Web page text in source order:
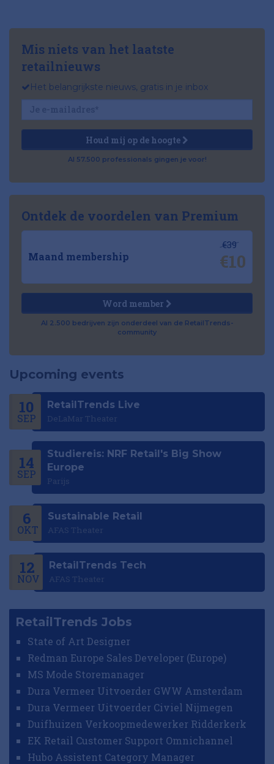
Mis niets van het laatste
retailnieuws
Het belangrijkste nieuws, gratis in je inbox
Houd mij op de hoogte
Al 57.500 professionals gingen je voor!
Ontdek de voordelen van Premium
Maand membership
€39
€10
Word member
Al 2.500 bedrijven zijn onderdeel van de RetailTrends-
community
Upcoming events
10
SEP
RetailTrends Live
DeLaMar Theater
14
SEP
Studiereis: NRF Retail's Big Show
Europe
Parijs
6
OKT
Sustainable Retail
AFAS Theater
12
NOV
RetailTrends Tech
AFAS Theater
RetailTrends Jobs
State of Art Designer
Redman Europe Sales Developer (Europe)
MS Mode Storemanager
Dura Vermeer Uitvoerder GWW Amsterdam
Dura Vermeer Uitvoerder Civiel Nijmegen
Duifhuizen Verkoopmedewerker Ridderkerk
EK Retail Customer Support Omnichannel
Hubo Assistent Category Manager